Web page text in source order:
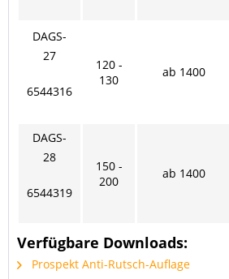
DAGS-
27
6544316
120 -
130
ab 1400
DAGS-
28
6544319
150 -
200
ab 1400
Verfügbare Downloads:
Prospekt Anti-Rutsch-Auflage